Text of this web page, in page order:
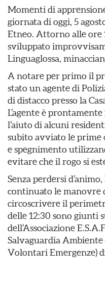
Momenti di
giornata di oggi, 5
Etneo. Attorno alle ore
sviluppato
Linguaglossa,
​A notare per primo il
stato un agente di
di distacco presso la
L’agente è
l’aiuto di alcuni
subito avviato le prime
e spegnimento
evitare che il rogo si
​Senza perdersi
continuato le manovre
circoscrivere il
delle 12:30 sono giunti
dell’Associazione
Salvaguardia Ambiente
Volontari Emergenze)